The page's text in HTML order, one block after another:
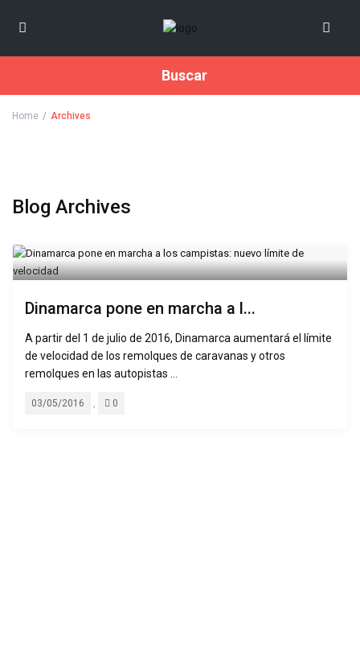
Buscar
Home Archives
Blog Archives
Dinamarca pone en marcha a l...
A partir del 1 de julio de 2016, Dinamarca aumentará el límite
de velocidad de los remolques de caravanas y otros
remolques en las autopistas ...
03/05/2016 , 0